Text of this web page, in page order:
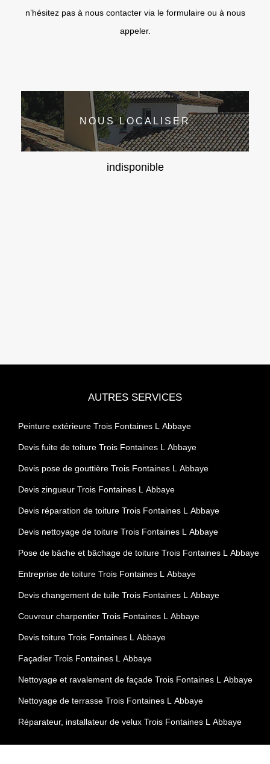
n’hésitez pas à nous contacter via le formulaire ou à nous
appeler.
NOUS LOCALISER
indisponible
AUTRES SERVICES
Peinture extérieure Trois Fontaines L Abbaye
Devis fuite de toiture Trois Fontaines L Abbaye
Devis pose de gouttière Trois Fontaines L Abbaye
Devis zingueur Trois Fontaines L Abbaye
Devis réparation de toiture Trois Fontaines L Abbaye
Devis nettoyage de toiture Trois Fontaines L Abbaye
Pose de bâche et bâchage de toiture Trois Fontaines L Abbaye
Entreprise de toiture Trois Fontaines L Abbaye
Devis changement de tuile Trois Fontaines L Abbaye
Couvreur charpentier Trois Fontaines L Abbaye
Devis toiture Trois Fontaines L Abbaye
Façadier Trois Fontaines L Abbaye
Nettoyage et ravalement de façade Trois Fontaines L Abbaye
Nettoyage de terrasse Trois Fontaines L Abbaye
Réparateur, installateur de velux Trois Fontaines L Abbaye